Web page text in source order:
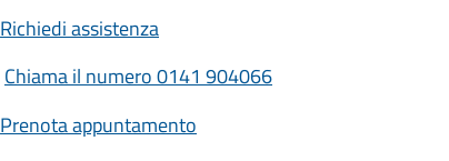
Richiedi assistenza
Chiama il numero 0141 904066
Prenota appuntamento